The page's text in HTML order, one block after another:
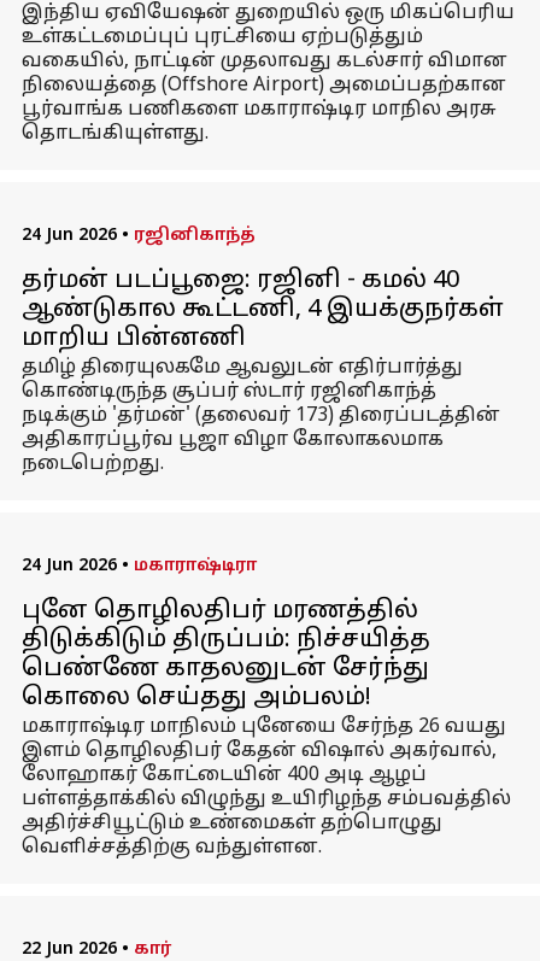
இந்திய ஏவியேஷன் துறையில் ஒரு மிகப்பெரிய
உள்கட்டமைப்புப் புரட்சியை ஏற்படுத்தும்
வகையில், நாட்டின் முதலாவது கடல்சார் விமான
நிலையத்தை (Offshore Airport) அமைப்பதற்கான
பூர்வாங்க பணிகளை மகாராஷ்டிர மாநில அரசு
தொடங்கியுள்ளது.
24 Jun 2026 • ரஜினிகாந்த்
தர்மன் படப்பூஜை: ரஜினி - கமல் 40
ஆண்டுகால கூட்டணி, 4 இயக்குநர்கள்
மாறிய பின்னணி
தமிழ் திரையுலகமே ஆவலுடன் எதிர்பார்த்து
கொண்டிருந்த சூப்பர் ஸ்டார் ரஜினிகாந்த்
நடிக்கும் 'தர்மன்' (தலைவர் 173) திரைப்படத்தின்
அதிகாரப்பூர்வ பூஜா விழா கோலாகலமாக
நடைபெற்றது.
24 Jun 2026 • மகாராஷ்டிரா
புனே தொழிலதிபர் மரணத்தில்
திடுக்கிடும் திருப்பம்: நிச்சயித்த
பெண்ணே காதலனுடன் சேர்ந்து
கொலை செய்தது அம்பலம்!
மகாராஷ்டிர மாநிலம் புனேயை சேர்ந்த 26 வயது
இளம் தொழிலதிபர் கேதன் விஷால் அகர்வால்,
லோஹாகர் கோட்டையின் 400 அடி ஆழப்
பள்ளத்தாக்கில் விழுந்து உயிரிழந்த சம்பவத்தில்
அதிர்ச்சியூட்டும் உண்மைகள் தற்பொழுது
வெளிச்சத்திற்கு வந்துள்ளன.
22 Jun 2026 • கார்